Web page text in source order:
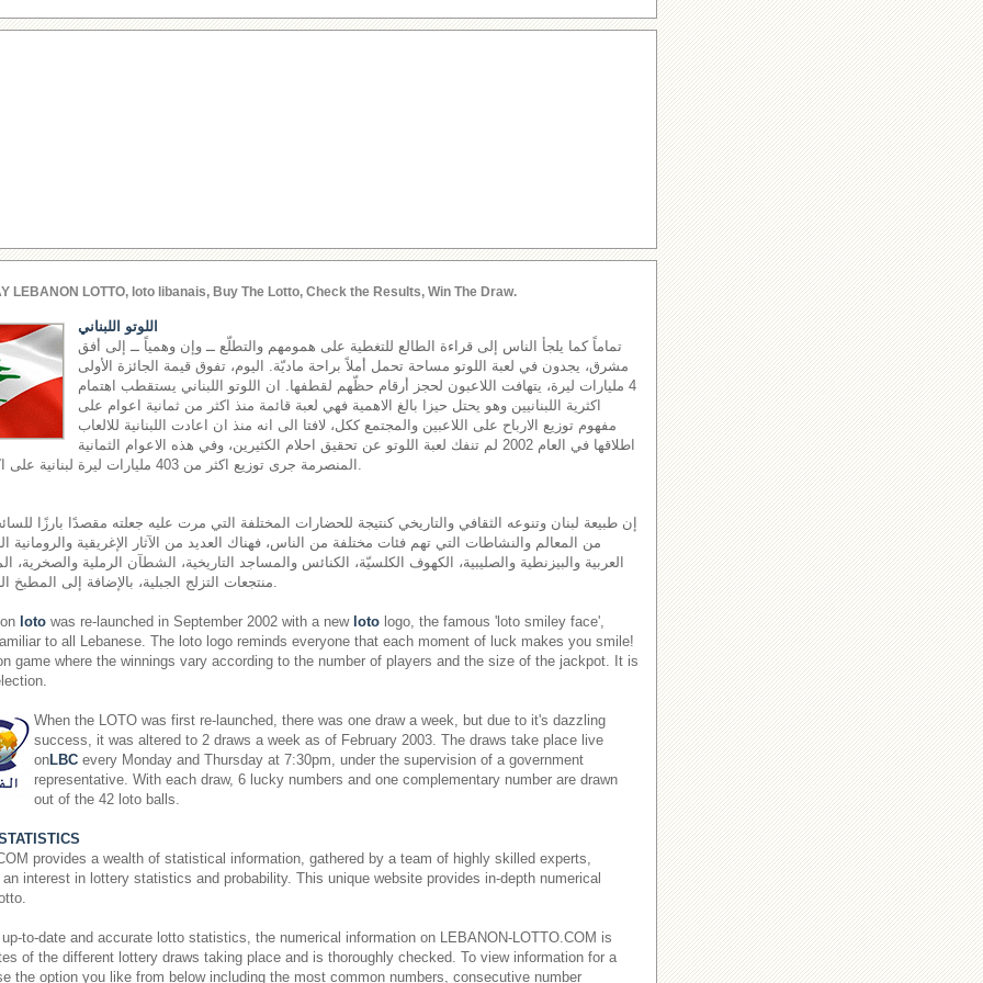
LEBANON LOTTO, loto libanais, Buy The Lotto, Check the Results, Win The Draw.
اللوتو اللبناني
تماماً كما يلجأ الناس إلى قراءة الطالع للتغطية على همومهم والتطلّع ــ وإن وهمياً ــ إلى أفق
مشرق، يجدون في لعبة اللوتو مساحة تحمل أملاً براحة ماديّة. اليوم، تفوق قيمة الجائزة الأولى
4 مليارات ليرة، يتهافت اللاعبون لحجز أرقام حظّهم لقطفها. ان اللوتو اللبناني يستقطب اهتمام
اكثرية اللبنانيين وهو يحتل حيزا بالغ الاهمية فهي لعبة قائمة منذ اكثر من ثمانية اعوام على
مفهوم توزيع الارباح على اللاعبين والمجتمع ككل، لافتا الى انه منذ ان اعادت اللبنانية للالعاب
اطلاقها في العام 2002 لم تنفك لعبة اللوتو عن تحقيق احلام الكثيرين، وفي هذه الاعوام الثمانية
المنصرمة جرى توزيع اكثر من 403 مليارات ليرة لبنانية على اكثر من 17 مليون رابح.
إن طبيعة لبنان وتنوعه الثقافي والتاريخي كنتيجة للحضارات المختلفة التي مرت عليه جعلته مقصدًا بارزًا
من المعالم والنشاطات التي تهم فئات مختلفة من الناس، فهناك العديد من الآثار الإغريقية والرومانية
العربية والبيزنطية والصليبية، الكهوف الكلسيّة، الكنائس والمساجد التاريخية، الشطآن الرملية والصخرية،
منتجعات التزلج الجبلية، بالإضافة إلى المطبخ اللبناني المشهور عالميًّا.
loto was re-launched in September 2002 with a new loto logo, the famous 'loto smiley face',
to all Lebanese. The loto logo reminds everyone that each moment of luck makes you smile!
game where the winnings vary according to the number of players and the size of the jackpot. It is
When the LOTO was first re-launched, there was one draw a week, but due to it's dazzling
success, it was altered to 2 draws a week as of February 2003. The draws take place live
onLBC every Monday and Thursday at 7:30pm, under the supervision of a government
representative. With each draw, 6 lucky numbers and one complementary number are drawn
out of the 42 loto balls.
provides a wealth of statistical information, gathered by a team of highly skilled experts,
interest in lottery statistics and probability. This unique website provides in-depth numerical
to-date and accurate lotto statistics, the numerical information on LEBANON-LOTTO.COM is
of the different lottery draws taking place and is thoroughly checked. To view information for a
the option you like from below including the most common numbers, consecutive number